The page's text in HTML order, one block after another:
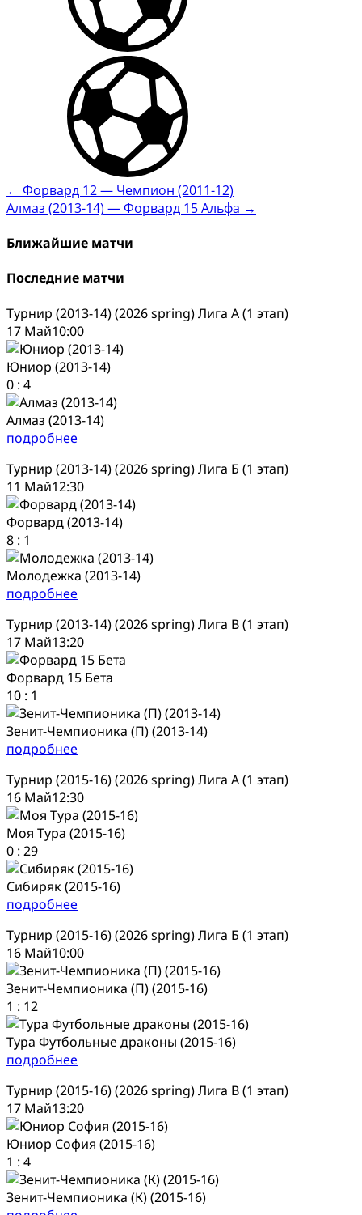
Post
navigation
← Форвард 12 — Чемпион (2011-12)
Алмаз (2013-14) — Форвард 15 Альфа →
Ближайшие матчи
Последние матчи
Турнир (2013-14) (2026 spring) Лига А (1 этап)
17 Май10:00
Юниор (2013-14)
0 : 4
Алмаз (2013-14)
подробнее
Турнир (2013-14) (2026 spring) Лига Б (1 этап)
11 Май12:30
Форвард (2013-14)
8 : 1
Молодежка (2013-14)
подробнее
Турнир (2013-14) (2026 spring) Лига В (1 этап)
17 Май13:20
Форвард 15 Бета
10 : 1
Зенит-Чемпионика (П) (2013-14)
подробнее
Турнир (2015-16) (2026 spring) Лига А (1 этап)
16 Май12:30
Моя Тура (2015-16)
0 : 29
Сибиряк (2015-16)
подробнее
Турнир (2015-16) (2026 spring) Лига Б (1 этап)
16 Май10:00
Зенит-Чемпионика (П) (2015-16)
1 : 12
Тура Футбольные драконы (2015-16)
подробнее
Турнир (2015-16) (2026 spring) Лига В (1 этап)
17 Май13:20
Юниор София (2015-16)
1 : 4
Зенит-Чемпионика (К) (2015-16)